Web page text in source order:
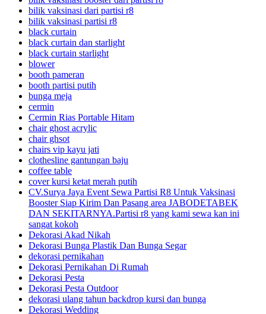
bilik vaksinasi dari partisi r8
bilik vaksinasi partisi r8
black curtain
black curtain dan starlight
black curtain starlight
blower
booth pameran
booth partisi putih
bunga meja
cermin
Cermin Rias Portable Hitam
chair ghost acrylic
chair ghsot
chairs vip kayu jati
clothesline gantungan baju
coffee table
cover kursi ketat merah putih
CV.Surya Jaya Event Sewa Partisi R8 Untuk Vaksinasi
Booster Siap Kirim Dan Pasang area JABODETABEK
DAN SEKITARNYA.Partisi r8 yang kami sewa kan ini
sangat kokoh
Dekorasi Akad Nikah
Dekorasi Bunga Plastik Dan Bunga Segar
dekorasi pernikahan
Dekorasi Pernikahan Di Rumah
Dekorasi Pesta
Dekorasi Pesta Outdoor
dekorasi ulang tahun backdrop kursi dan bunga
Dekorasi Wedding